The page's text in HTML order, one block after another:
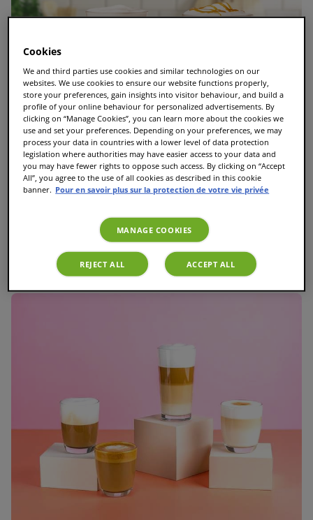
Le guide ultime des T Discs TASSIMO : Toutes les
variétés et les meilleures dosettes TASSIMO
Cookies
We and third parties use cookies and similar technologies on our
websites. We use cookies to ensure our website functions properly,
store your preferences, gain insights into visitor behaviour, and build a
profile of your online behaviour for personalized advertisements. By
clicking on “Manage Cookies”, you can learn more about the cookies we
use and set your preferences. Depending on your preferences, we may
process your data in countries with a lower level of data protection
legislation where authorities may have easier access to your data and
you may have fewer rights to oppose such access. By clicking on “Accept
All”, you agree to the use of all cookies as described in this cookie
banner. Pour en savoir plus sur la protection de votre vie privée
MANAGE COOKIES
REJECT ALL ACCEPT ALL